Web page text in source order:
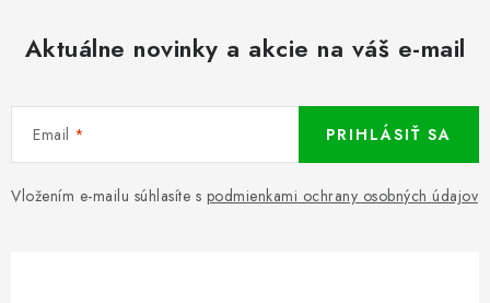
Aktuálne novinky a akcie na váš e-mail
Email
Vložením e-mailu súhlasíte s podmienkami ochrany osobných údajov
PRIHLÁSIŤ SA